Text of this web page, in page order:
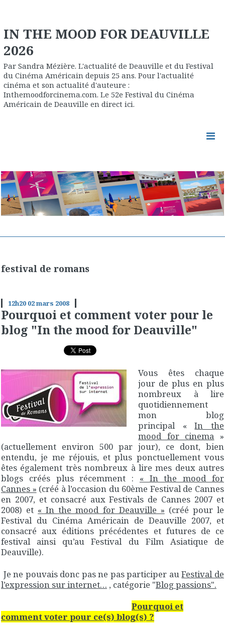
IN THE MOOD FOR DEAUVILLE
2026
Par Sandra Mézière. L'actualité de Deauville et du Festival
du Cinéma Américain depuis 25 ans. Pour l'actualité
cinéma et son actualité d'auteure :
Inthemoodforcinema.com. Le 52e Festival du Cinéma
Américain de Deauville en direct ici.
festival de romans
12h20 02mars 2008
Pourquoi et comment voter pour le
blog "In the mood for Deauville"
Vous êtes chaque
jour de plus en plus
nombreux à lire
quotidiennement
mon blog
principal «In the
mood for cinema »
(actuellement environ 500 par jour), ce dont, bien
entendu, je me réjouis, et plus ponctuellement vous
êtes également très nombreux à lire mes deux autres
blogs créés plus récemment : « In the mood for
Cannes » (créé à l’occasion du 60ème Festival de Cannes
en 2007, et consacré aux Festivals de Cannes 2007 et
2008) et « In the mood for Deauville » (créé pour le
Festival du Cinéma Américain de Deauville 2007, et
consacré aux éditions précédentes et futures de ce
festival ainsi qu’au Festival du Film Asiatique de
Deauville).
Je ne pouvais donc pas ne pas participer auFestival de
l’expression sur internet… , catégorie "Blog passions".
Pourquoi et
comment voter pour ce(s) blog(s) ?